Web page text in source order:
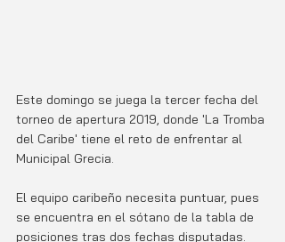
Este domingo se juega la tercer fecha del
torneo de apertura 2019, donde 'La Tromba
del Caribe' tiene el reto de enfrentar al
Municipal Grecia.
El equipo caribeño necesita puntuar, pues
se encuentra en el sótano de la tabla de
posiciones tras dos fechas disputadas.